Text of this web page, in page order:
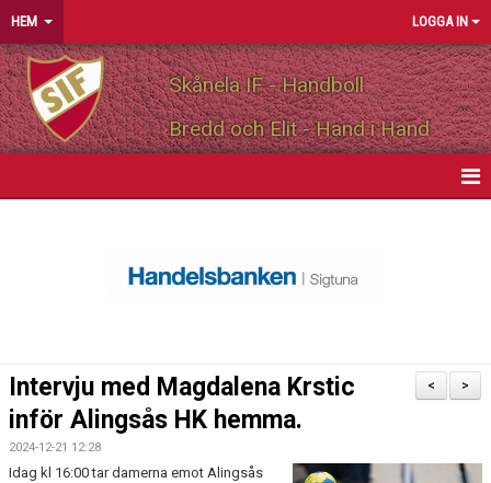
HEM LOGGA IN
Skånela IF - Handboll
Bredd och Elit - Hand i Hand
PARTNERS
>
<
Intervju med Magdalena Krstic
inför Alingsås HK hemma.
2024-12-21 12:28
Idag kl 16:00 tar damerna emot Alingsås